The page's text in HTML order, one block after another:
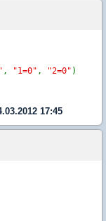
, "1=0" , "2=0" )
17:45